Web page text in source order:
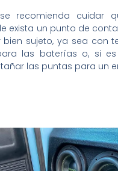
recomienda cuidar
exista un punto de
sujeto, ya sea con
las baterías o, si es
las puntas para un